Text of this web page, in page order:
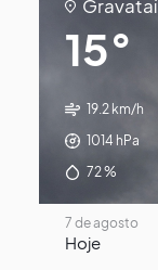
Gravataí
15°
19.2 km/h
1014 hPa
72%
7 de agosto
Hoje